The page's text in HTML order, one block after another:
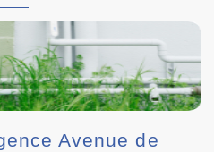
Avenue de